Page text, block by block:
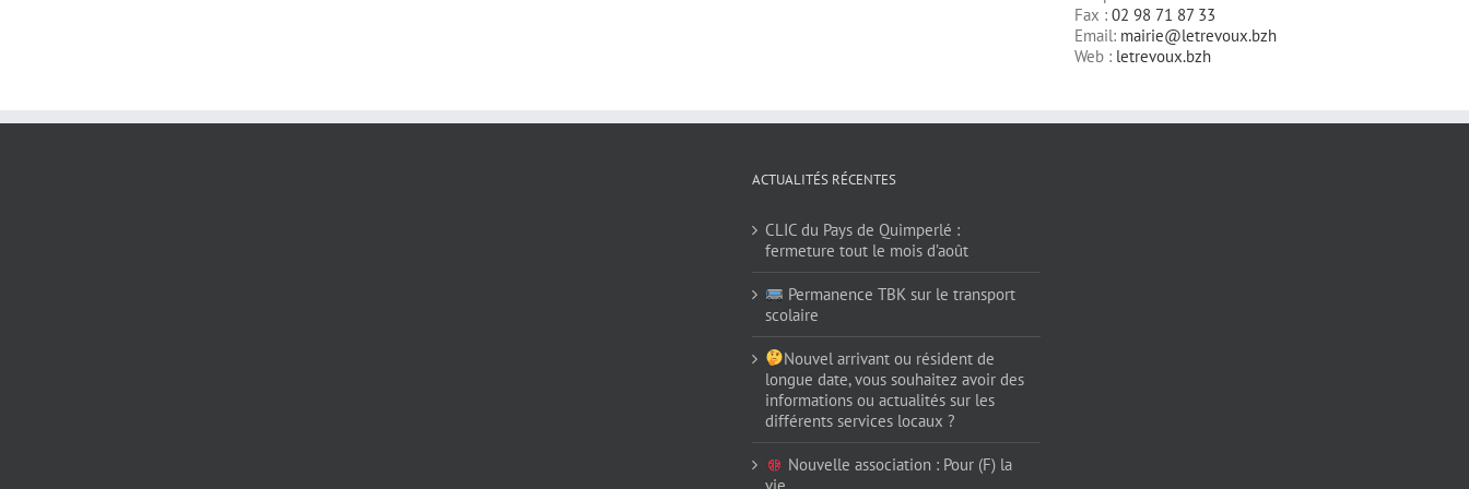
Fax : 02 98 71 87 33
Email: mairie@letrevoux.bzh
Web : letrevoux.bzh
ACTUALITÉS RÉCENTES
CLIC du Pays de Quimperlé :
fermeture tout le mois d’août
Permanence TBK sur le transport
scolaire
Nouvel arrivant ou résident de
longue date, vous souhaitez avoir des
informations ou actualités sur les
différents services locaux ?
Nouvelle association : Pour (F) la